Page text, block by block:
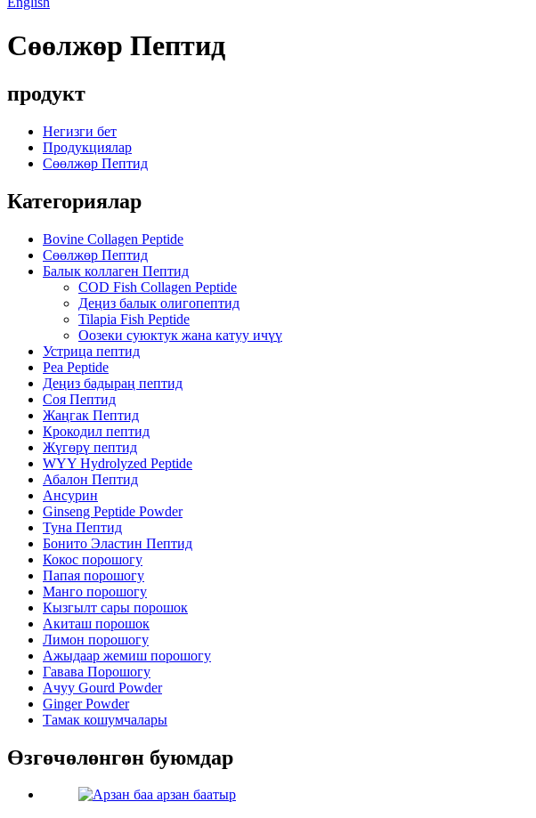
Сөөлжөр Пептид
продукт
Негизги бет
Продукциялар
Сөөлжөр Пептид
Категориялар
Bovine Collagen Peptide
Сөөлжөр Пептид
Балык коллаген Пептид
COD Fish Collagen Peptide
Деңиз балык олигопептид
Tilapia Fish Peptide
Оозеки суюктук жана катуу ичүү
Устрица пептид
Pea Peptide
Деңиз бадыраң пептид
Соя Пептид
Жаңгак Пептид
Крокодил пептид
Жүгөрү пептид
WYY Hydrolyzed Peptide
Абалон Пептид
Ансурин
Ginseng Peptide Powder
Туна Пептид
Бонито Эластин Пептид
Кокос порошогу
Папая порошогу
Манго порошогу
Кызгылт сары порошок
Акиташ порошок
Лимон порошогу
Ажыдаар жемиш порошогу
Гавава Порошогу
Ачуу Gourd Powder
Ginger Powder
Тамак кошумчалары
Өзгөчөлөнгөн буюмдар